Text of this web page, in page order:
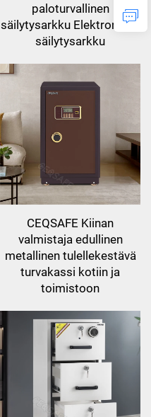
paloturvallinen
säilytysarkku Elektroninen
säilytysarkku
CEQSAFE Kiinan
valmistaja edullinen
metallinen tulellekestävä
turvakassi kotiin ja
toimistoon